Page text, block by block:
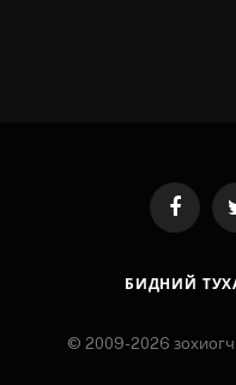
БИДНИЙ
© 2009-2026